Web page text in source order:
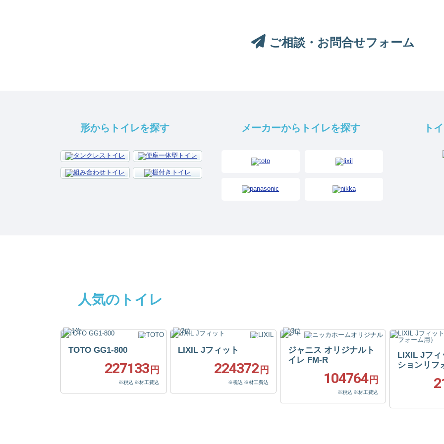
ご相談・お問合せフォーム
形からトイレを探す メーカーからトイレを探す ト
人気のトイレ
TOTO GG1-800
227133円
※税込 ※材工費込
LIXIL Jフィット
224372円
※税込 ※材工費込
ジャニス オリジナルト
イレ FM-R
104764円
※税込 ※材工費込
LIXIL Jフィ
ションリフ